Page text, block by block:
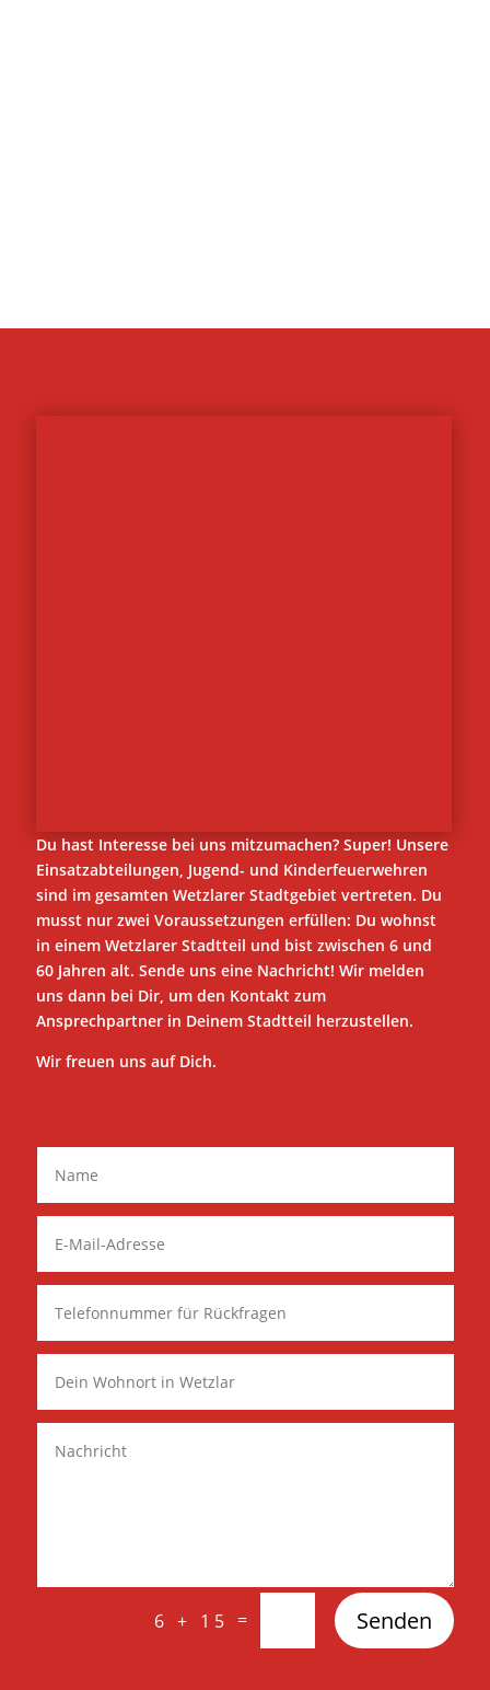
Du hast Interesse bei uns mitzumachen? Super! Unsere
Einsatzabteilungen, Jugend- und Kinderfeuerwehren
sind im gesamten Wetzlarer Stadtgebiet vertreten. Du
musst nur zwei Voraussetzungen erfüllen: Du wohnst
in einem Wetzlarer Stadtteil und bist zwischen 6 und
60 Jahren alt. Sende uns eine Nachricht! Wir melden
uns dann bei Dir, um den Kontakt zum
Ansprechpartner in Deinem Stadtteil herzustellen.
Wir freuen uns auf Dich.
6 + 15 = Senden